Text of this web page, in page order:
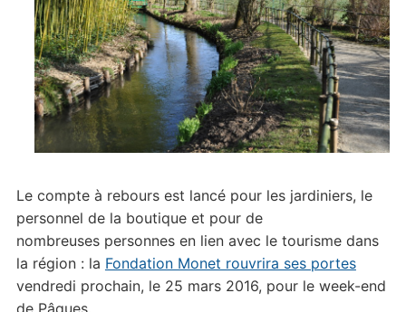
Le compte à rebours est lancé pour les jardiniers, le
personnel de la boutique et pour de
nombreuses personnes en lien avec le tourisme dans
la région : la Fondation Monet rouvrira ses portes
vendredi prochain, le 25 mars 2016, pour le week-end